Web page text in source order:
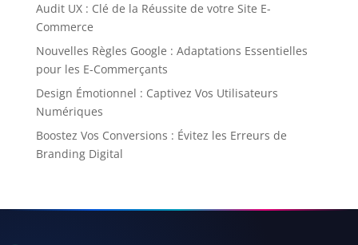
Audit UX : Clé de la Réussite de votre Site E-
Commerce
Nouvelles Règles Google : Adaptations Essentielles
pour les E-Commerçants
Design Émotionnel : Captivez Vos Utilisateurs
Numériques
Boostez Vos Conversions : Évitez les Erreurs de
Branding Digital